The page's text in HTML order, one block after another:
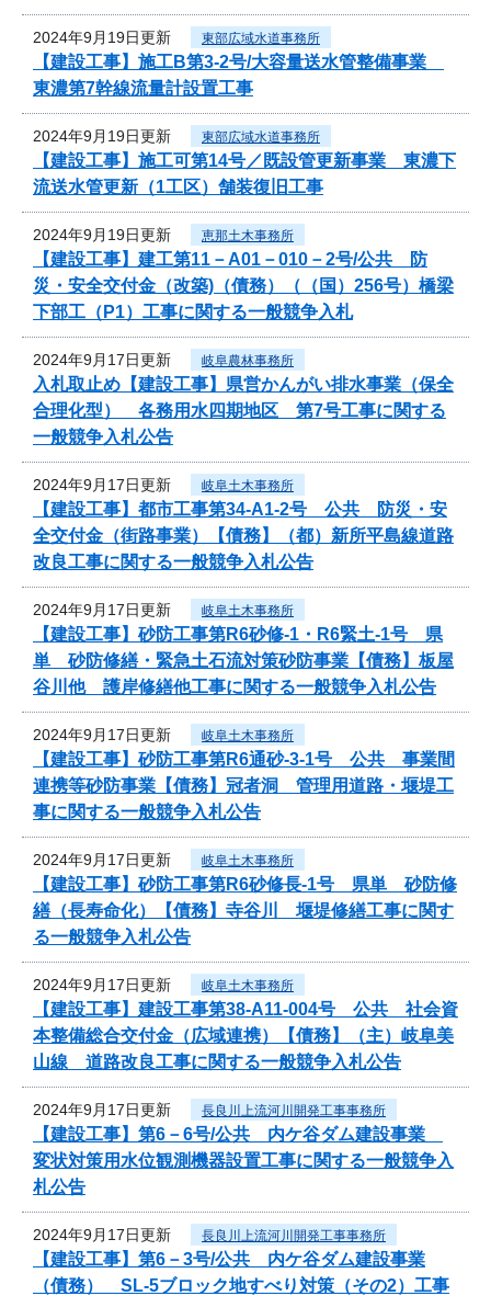
2024年9月19日更新 東部広域水道事務所
【建設工事】施工B第3-2号/大容量送水管整備事業
東濃第7幹線流量計設置工事
2024年9月19日更新 東部広域水道事務所
【建設工事】施工可第14号／既設管更新事業 東濃下
流送水管更新（1工区）舗装復旧工事
2024年9月19日更新 恵那土木事務所
【建設工事】建工第11－A01－010－2号/公共 防
災・安全交付金（改築)（債務）（（国）256号）橋梁
下部工（P1）工事に関する一般競争入札
2024年9月17日更新 岐阜農林事務所
入札取止め【建設工事】県営かんがい排水事業（保全
合理化型） 各務用水四期地区 第7号工事に関する
一般競争入札公告
2024年9月17日更新 岐阜土木事務所
【建設工事】都市工事第34-A1-2号 公共 防災・安
全交付金（街路事業）【債務】（都）新所平島線道路
改良工事に関する一般競争入札公告
2024年9月17日更新 岐阜土木事務所
【建設工事】砂防工事第R6砂修-1・R6緊土-1号 県
単 砂防修繕・緊急土石流対策砂防事業【債務】板屋
谷川他 護岸修繕他工事に関する一般競争入札公告
2024年9月17日更新 岐阜土木事務所
【建設工事】砂防工事第R6通砂-3-1号 公共 事業間
連携等砂防事業【債務】冠者洞 管理用道路・堰堤工
事に関する一般競争入札公告
2024年9月17日更新 岐阜土木事務所
【建設工事】砂防工事第R6砂修長-1号 県単 砂防修
繕（長寿命化）【債務】寺谷川 堰堤修繕工事に関す
る一般競争入札公告
2024年9月17日更新 岐阜土木事務所
【建設工事】建設工事第38-A11-004号 公共 社会資
本整備総合交付金（広域連携）【債務】（主）岐阜美
山線 道路改良工事に関する一般競争入札公告
2024年9月17日更新 長良川上流河川開発工事事務所
【建設工事】第6－6号/公共 内ケ谷ダム建設事業
変状対策用水位観測機器設置工事に関する一般競争入
札公告
2024年9月17日更新 長良川上流河川開発工事事務所
【建設工事】第6－3号/公共 内ケ谷ダム建設事業
（債務） SL-5ブロック地すべり対策（その2）工事